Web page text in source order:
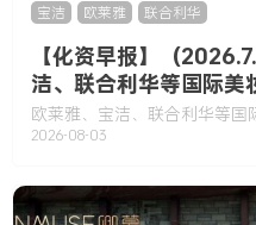
宝洁 欧莱雅 联合利华
【化资早报】（
洁、联合利华等国际美
欧莱雅、宝洁、联合利华等
2026-08-03